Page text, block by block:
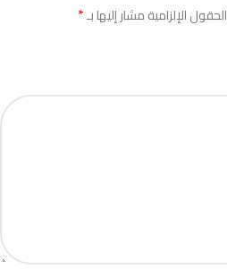
الحقول الإلزامية مشار إليها بـ*